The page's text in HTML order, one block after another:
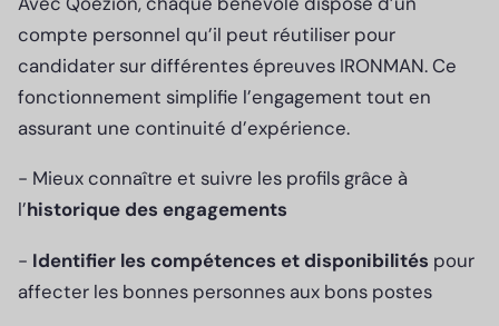
compte personnel qu’il peut réutiliser pour
candidater sur différentes épreuves IRONMAN. Ce
fonctionnement simplifie l’engagement tout en
assurant une continuité d’expérience.
- Mieux connaître et suivre les profils grâce à
l’historique des engagements
- Identifier les compétences et disponibilités pour
affecter les bonnes personnes aux bons postes